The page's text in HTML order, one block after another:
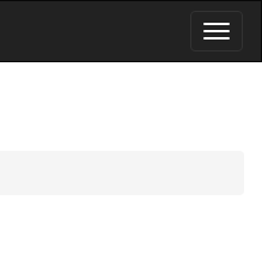
Toggle